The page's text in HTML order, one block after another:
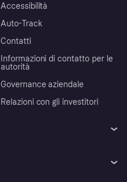
Accessibilità
Auto-Track
Contatti
Informazioni di contatto per le
autorità
Governance aziendale
Relazioni con gli investitori